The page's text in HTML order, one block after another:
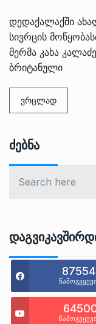
დედაქალაქში
სივრცის
მერმა კახა
ბრიტანული
ვრცლად
Ძებნა